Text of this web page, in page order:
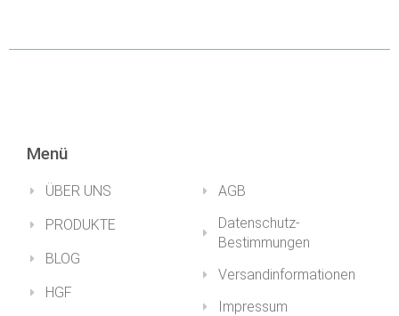
Menü
ÜBER UNS
PRODUKTE
BLOG
HGF
AGB
Datenschutz-
Bestimmungen
Versandinformationen
Impressum